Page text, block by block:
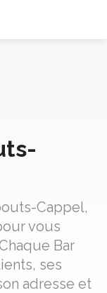
Cappel,
vous
Bar
ses
adresse et